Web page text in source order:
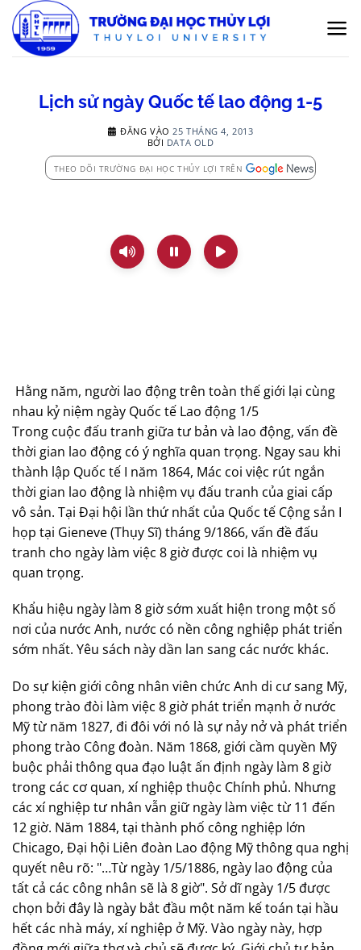
qua
nội
Lịch sử ngày Quốc tế lao động 1-5
ĐĂNG VÀO 25 THÁNG 4, 2013
BỞI DATA OLD
THEO DÕI TRƯỜNG ĐẠI HỌC THỦY LỢI TRÊN
Hằng năm, người lao động trên toàn thế giới lại cùng
nhau kỷ niệm ngày Quốc tế Lao động 1/5
Trong cuộc đấu tranh giữa tư bản và lao động, vấn đề
thời gian lao động có ý nghĩa quan trọng. Ngay sau khi
thành lập Quốc tế I năm 1864, Mác coi việc rút ngắn
thời gian lao động là nhiệm vụ đấu tranh của giai cấp
vô sản. Tại Đại hội lần thứ nhất của Quốc tế Cộng sản I
họp tại Gieneve (Thụy Sĩ) tháng 9/1866, vấn đề đấu
tranh cho ngày làm việc 8 giờ được coi là nhiệm vụ
quan trọng.
Khẩu hiệu ngày làm 8 giờ sớm xuất hiện trong một số
nơi của nước Anh, nước có nền công nghiệp phát triển
sớm nhất. Yêu sách này dần lan sang các nước khác.
Do sự kiện giới công nhân viên chức Anh di cư sang Mỹ,
phong trào đòi làm việc 8 giờ phát triển mạnh ở nước
Mỹ từ năm 1827, đi đôi với nó là sự nảy nở và phát triển
phong trào Công đoàn. Năm 1868, giới cầm quyền Mỹ
buộc phải thông qua đạo luật ấn định ngày làm 8 giờ
trong các cơ quan, xí nghiệp thuộc Chính phủ. Nhưng
các xí nghiệp tư nhân vẫn giữ ngày làm việc từ 11 đến
12 giờ. Năm 1884, tại thành phố công nghiệp lớn
Chicago, Đại hội Liên đoàn Lao động Mỹ thông qua nghị
quyết nêu rõ: "…Từ ngày 1/5/1886, ngày lao động của
tất cả các công nhân sẽ là 8 giờ". Sở dĩ ngày 1/5 được
chọn bởi đây là ngày bắt đầu một năm kế toán tại hầu
hết các nhà máy, xí nghiệp ở Mỹ. Vào ngày này, hợp